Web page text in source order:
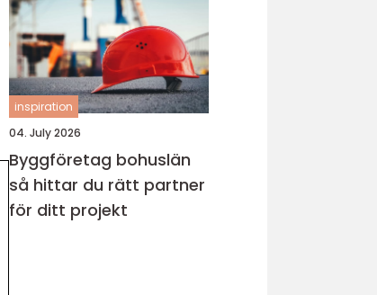
inspiration
04. July 2026
Byggföretag bohuslän
så hittar du rätt partner
för ditt projekt